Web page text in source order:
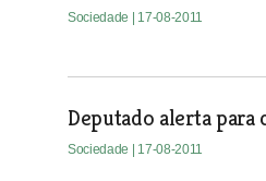
Sociedade | 17-08-2011
Deputado alerta para
Sociedade | 17-08-2011